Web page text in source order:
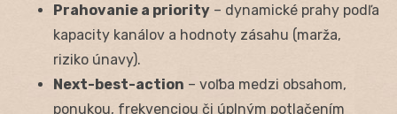
Prahovanie a priority – dynamické prahy podľa
kapacity kanálov a hodnoty zásahu (marža,
riziko únavy).
Next-best-action – voľba medzi obsahom,
ponukou, frekvenciou či úplným potlačením